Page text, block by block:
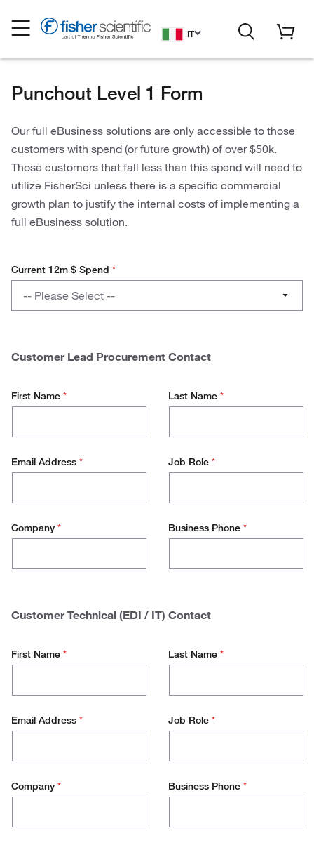
IT
Punchout Level 1 Form
Our full eBusiness solutions are only accessible to those
customers with spend (or future growth) of over $50k.
Those customers that fall less than this spend will need to
utilize FisherSci unless there is a specific commercial
growth plan to justify the internal costs of implementing a
full eBusiness solution.
Current 12m $ Spend *
-- Please Select --
50.000 - 100.000
Customer Lead Procurement Contact
First Name * Last Name *
Email Address * Job Role *
Company * Business Phone *
Customer Technical (EDI / IT) Contact
First Name * Last Name *
Email Address * Job Role *
Company * Business Phone *